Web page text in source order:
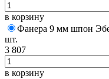
в корзину
Фанера 9 мм шпон
шт.
3 807
в корзину